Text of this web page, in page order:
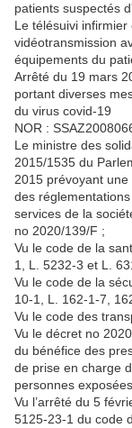
patients suspectés
Le télésuivi
vidéotransmission
équipements du
Arrêté du 19 mars
portant diverses
du virus covid-19
NOR :
Le ministre des
2015/1535 du
2015 prévoyant
des
services de la
no 2020/139/F ;
Vu le code de la
1, L. 5232-3 et L.
Vu le code de la
10-1, L. 162-1-7,
Vu le code des
Vu le décret no
du bénéfice des
de prise en charge
personnes
Vu l’arrêté du 5
5125-23-1 du code